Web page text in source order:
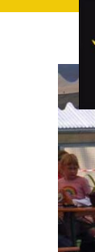
hof-